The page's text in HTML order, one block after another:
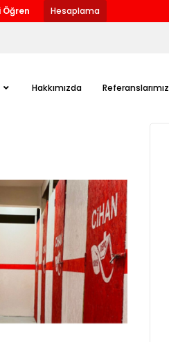
Hesaplama
Hakkımızda Referanslarımız